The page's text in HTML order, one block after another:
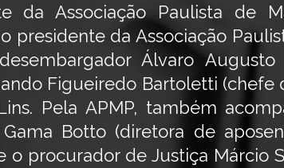
da Associação Paulista de
presidente da Associação
Álvaro
Figueiredo Bartoletti (chefe
Pela APMP, também
Botto (diretora de
o procurador de Justiça Márcio